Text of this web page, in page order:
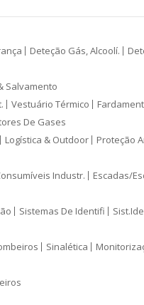
Deteção Gás, Alcoolí.
Salvamento
Vestuário Térmico
De Gases
Logística & Outdoor
Proteção
Industr.
Escadas/
Sistemas De Identifi
Sinalética